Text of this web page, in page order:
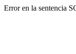
Error en la sentencia